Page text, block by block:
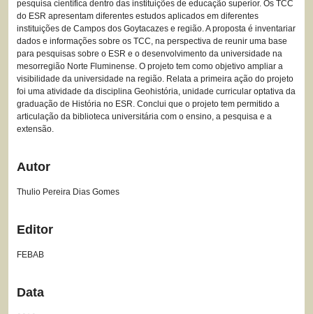
pesquisa científica dentro das instituições de educação superior. Os TCC
do ESR apresentam diferentes estudos aplicados em diferentes
instituições de Campos dos Goytacazes e região. A proposta é inventariar
dados e informações sobre os TCC, na perspectiva de reunir uma base
para pesquisas sobre o ESR e o desenvolvimento da universidade na
mesorregião Norte Fluminense. O projeto tem como objetivo ampliar a
visibilidade da universidade na região. Relata a primeira ação do projeto
foi uma atividade da disciplina Geohistória, unidade curricular optativa da
graduação de História no ESR. Conclui que o projeto tem permitido a
articulação da biblioteca universitária com o ensino, a pesquisa e a
extensão.
Autor
Thulio Pereira Dias Gomes
Editor
FEBAB
Data